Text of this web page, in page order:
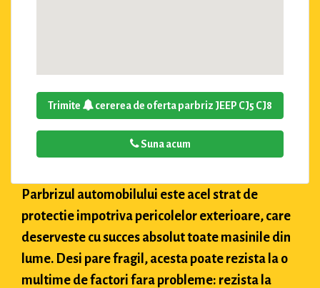
Trimite cererea de oferta parbriz JEEP CJ5 CJ8
Suna acum
Parbrizul automobilului este acel strat de
protectie impotriva pericolelor exterioare, care
deserveste cu succes absolut toate masinile din
lume. Desi pare fragil, acesta poate rezista la o
multime de factori fara probleme: rezista la